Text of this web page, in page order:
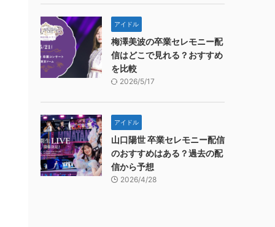
アイドル
梅澤美波の卒業セレモニー配
信はどこで見れる？おすすめ
を比較
2026/5/17
アイドル
山口陽世 卒業セレモニー配信
のおすすめはある？過去の配
信から予想
2026/4/28